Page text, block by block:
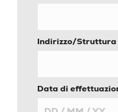
Indirizzo/
Data di